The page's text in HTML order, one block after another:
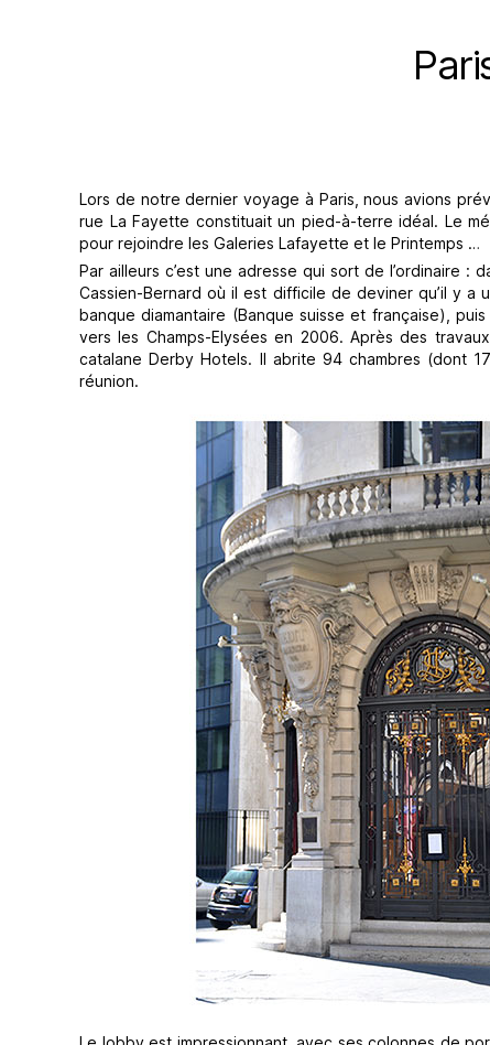
Lors de notre dernier voyage à Paris, nous avions
rue La Fayette constituait un pied-à-terre idéal. Le
pour rejoindre les Galeries Lafayette et le Printemps …
Par ailleurs c’est une adresse qui sort de l’ordinaire :
Cassien-Bernard où il est difficile de deviner qu’il y a
banque diamantaire (Banque suisse et française),
vers les Champs-Elysées en 2006. Après des
catalane Derby Hotels. Il abrite 94 chambres (dont
réunion.